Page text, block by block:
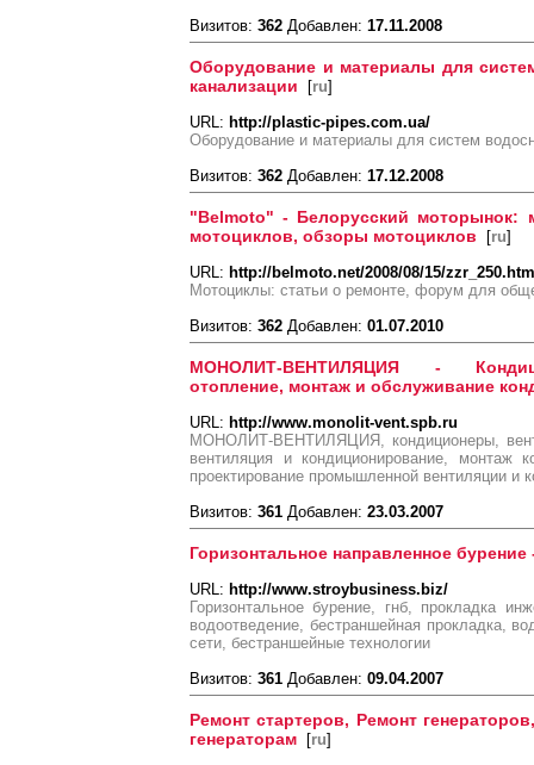
Визитов: 362 Добавлен: 17.11.2008
Оборудование и материалы для
канализации [ru]
URL: http://plastic-pipes.com.ua/
Оборудование и материалы для систем
Визитов: 362 Добавлен: 17.12.2008
"Belmoto" - Белорусский моторынок:
мотоциклов, обзоры мотоциклов [ru]
URL: http://belmoto.net/2008/08/15/
Мотоциклы: статьи о ремонте, форум для
Визитов: 362 Добавлен: 01.07.2010
МОНОЛИТ-ВЕНТИЛЯЦИЯ -
отопление, монтаж и обслуживание
URL: http://www.monolit-vent.spb.ru
МОНОЛИТ-ВЕНТИЛЯЦИЯ, кондиционеры,
вентиляция и кондиционирование, монтаж
проектирование промышленной вентиляции и
Визитов: 361 Добавлен: 23.03.2007
Горизонтальное направленное
URL: http://www.stroybusiness.biz/
Горизонтальное бурение, гнб, прокладка
водоотведение, бестраншейная прокладка,
сети, бестраншейные технологии
Визитов: 361 Добавлен: 09.04.2007
Ремонт стартеров, Ремонт
генераторам [ru]